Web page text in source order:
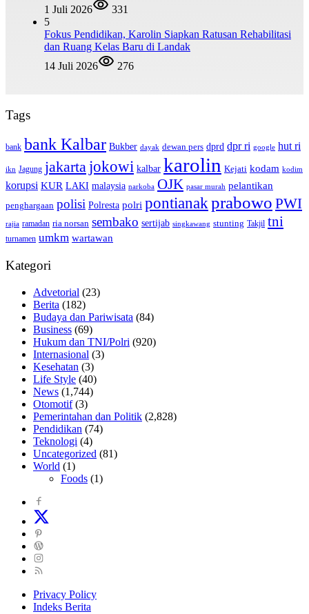
1 Juli 2026
331
5
Fokus Pendidikan, Karolin Siapkan Ratusan Rehabilitasi
dan Ruang Kelas Baru di Landak
14 Juli 2026
276
Tags
bank bank Kalbar Bukber dayak dewan pers dprd dpr ri google hut ri
ikn Jagung jakarta jokowi kalbar karolin Kejati kodam kodim
korupsi KUR LAKI malaysia narkoba OJK pasar murah pelantikan
penghargaan polisi Polresta polri pontianakprabowo PWI
rajia ramadan ria norsan sembako sertijab singkawang stunting Takjil tni
turnamen umkm wartawan
Kategori
Advetorial (23)
Berita (182)
Budaya dan Pariwisata (84)
Business (69)
Hukum dan TNI/Polri (920)
Internasional (3)
Kesehatan (3)
Life Style (40)
News (1,744)
Otomotif(3)
Pemerintahan dan Politik (2,828)
Pendidikan (74)
Teknologi (4)
Uncategorized (81)
World (1)
Foods (1)
Privacy Policy
Indeks Berita